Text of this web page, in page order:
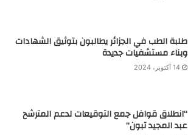
طلبة الطب في الجزائر يطالبون بتوثيق الشهادات
وبناء مستشفيات جديدة
14 أكتوبر، 2024
“انطلاق قوافل جمع التوقيعات لدعم المترشح
عبد المجيد تبون”